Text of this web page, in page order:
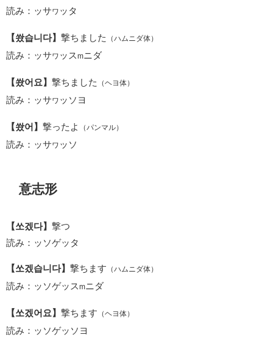
読み：ッサワ ッタ
【쐈습니다】 撃ちました （ハムニダ体）
読み：ッサワ ッスmニダ
【쐈어요】 撃ちました （ヘヨ体）
読み：ッサワ ッソヨ
【쐈어】 撃ったよ （パンマル）
読み：ッサワ ッソ
意志形
【쏘겠다】 撃つ
読み：ッソゲッタ
【쏘겠습니다】 撃ちます （ハムニダ体）
読み：ッソゲッス m ニダ
【쏘겠어요】 撃ちます （ヘヨ体）
読み：ッソゲッソヨ